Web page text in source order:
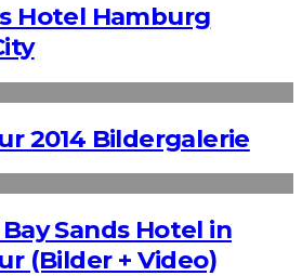
Hotel Hamburg
2014 Bildergalerie
Sands Hotel in
(Bilder + Video)